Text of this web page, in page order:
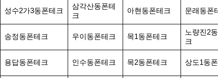
성수2가3동폰테크
삼각산동폰테
크
아현동폰테크 문래동폰
송정동폰테크 우이동폰테크 목1동폰테크
노량진2
크
용답동폰테크 인수동폰테크 목2동폰테크 상도1동